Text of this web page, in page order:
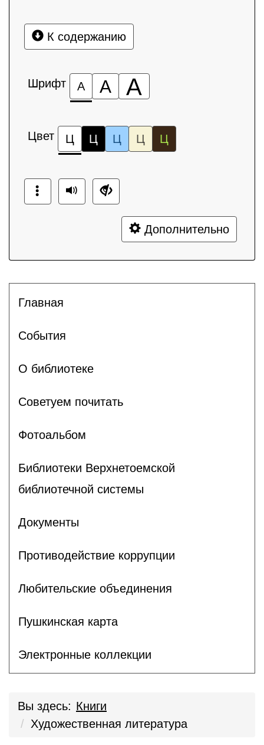
К содержанию
Шрифт А А А
Цвет Ц Ц Ц Ц Ц
Дополнительно
Главная
События
О библиотеке
Советуем почитать
Фотоальбом
Библиотеки Верхнетоемской
библиотечной системы
Документы
Противодействие коррупции
Любительские объединения
Пушкинская карта
Электронные коллекции
Вы здесь: Книги
Художественная литература